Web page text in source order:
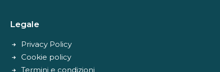
Legale
Privacy Policy
Cookie policy
Termini e condizioni